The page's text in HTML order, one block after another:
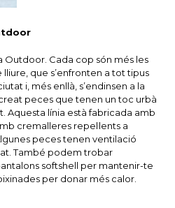
Outdoor. Cada cop són més les
lliure, que s’enfronten a tot tipus
i, més enllà, s’endinsen a la
peces que tenen un toc urbà
Aquesta línia està fabricada amb
cremalleres repel·lents a
peces tenen ventilació
També podem trobar
softshell per mantenir-te
per donar més calor.